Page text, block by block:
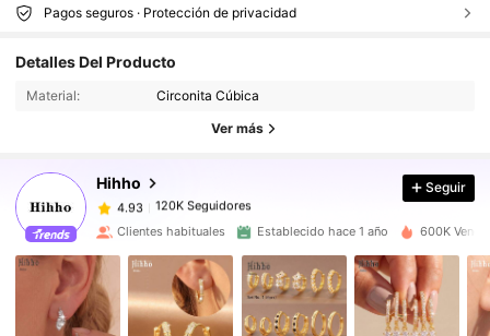
Pagos seguros · Protección de privacidad
Detalles Del Producto
Material: Circonita Cúbica
Ver más
Hihho
4.93 120K Seguidores
120K Seguidores
120K Seguidores
4.93
g***4
seguidoHace 3 horas
4.93
120K Seguidores
4.93 120K Seguidores
4.93 120K Seguidores
120K Seguidores
Seguir
Clientes habituales Establecido hace 1 año 600K